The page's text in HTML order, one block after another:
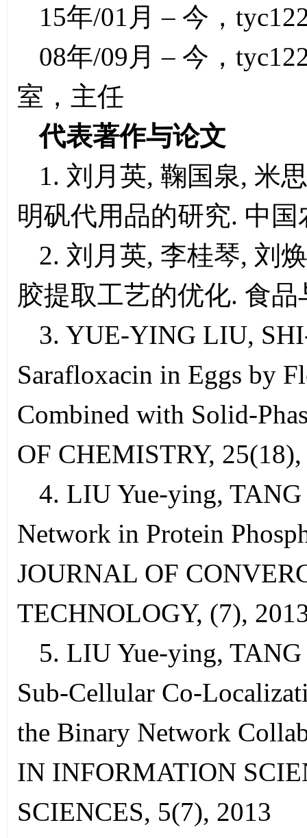
15年/01月 – 今，
08年/09月 – 今，
室，主任
代表著作与论文
1. 刘月英, 鞠国泉, 米
明矾代用品的研究. 中国
2. 刘月英, 李桂琴, 刘
胶提取工艺的优化. 食品
3. YUE-YING LIU,
Sarafloxacin in Eggs by
Combined with Solid-
OF CHEMISTRY,
4. LIU Yue-ying,
Network in Protein
JOURNAL OF
TECHNOLOGY, (7),
5. LIU Yue-ying, TANG
Sub-Cellular Co-
the Binary Network
IN INFORMATION
SCIENCES, 5(7), 2013